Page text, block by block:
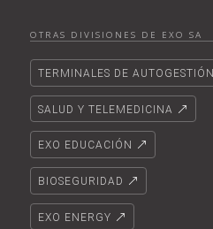
OTRAS DIVISIONES DE EXO SA
TERMINALES DE AUTOGESTIÓN
SALUD Y TELEMEDICINA
EXO EDUCACIÓN
BIOSEGURIDAD
EXO ENERGY